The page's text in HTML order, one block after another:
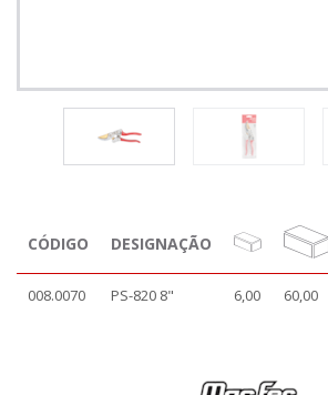
CÓDIGO DESIGNAÇÃO
008.0070 PS-820 8" 6,00 60,00